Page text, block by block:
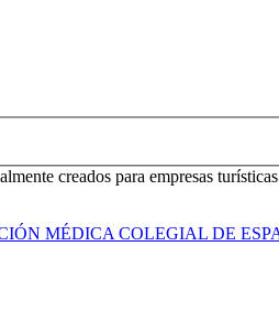
creados para empresas
MÉDICA COLEGIAL DE